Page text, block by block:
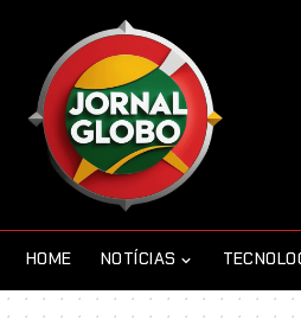
HOME NOTÍCIAS